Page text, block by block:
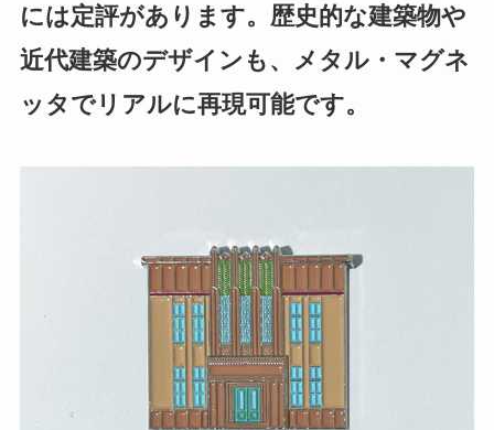
には定評があります。歴史的な建築物や
近代建築のデザインも、メタル・マグネ
ッタでリアルに再現可能です。